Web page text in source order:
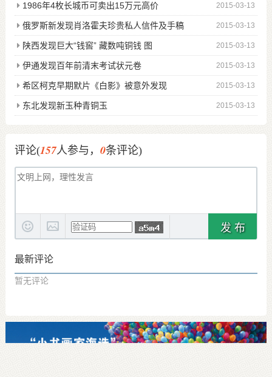
2015-03-13
1986年4枚长城币可卖出15万元高价
2015-03-13
俄罗斯新发现肖洛霍夫珍贵私人信件及手稿
2015-03-13
陕西发现巨大“钱窖” 藏数吨铜钱 图
2015-03-13
伊通发现百年前清末考试状元卷
2015-03-13
希区柯克早期默片《白影》被意外发现
2015-03-13
东北发现新玉种青铜玉
评论(157人参与， 0条评论)
发 布
最新评论
暂无评论